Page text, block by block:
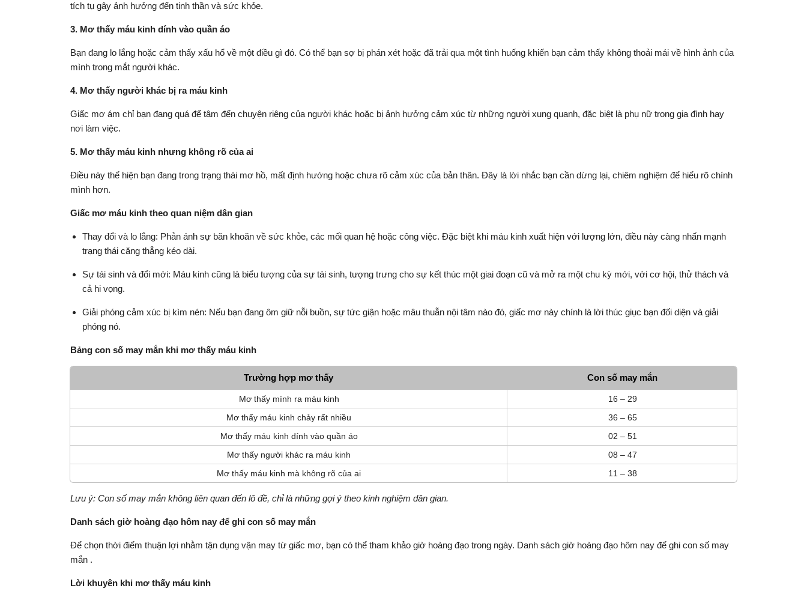
tích tụ gây ảnh hưởng đến tinh thần và sức khỏe.
3. Mơ thấy máu kinh dính vào quần áo
Bạn đang lo lắng hoặc cảm thấy xấu hổ về một điều gì đó. Có thể bạn sợ bị phán xét hoặc đã trải qua một tình huống khiến bạn cảm thấy không thoải mái về hình ảnh của
mình trong mắt người khác.
4. Mơ thấy người khác bị ra máu kinh
Giấc mơ ám chỉ bạn đang quá để tâm đến chuyện riêng của người khác hoặc bị ảnh hưởng cảm xúc từ những người xung quanh, đặc biệt là phụ nữ trong gia đình hay
nơi làm việc.
5. Mơ thấy máu kinh nhưng không rõ của ai
Điều này thể hiện bạn đang trong trạng thái mơ hồ, mất định hướng hoặc chưa rõ cảm xúc của bản thân. Đây là lời nhắc bạn cần dừng lại, chiêm nghiệm để hiểu rõ chính
mình hơn.
Giấc mơ máu kinh theo quan niệm dân gian
Thay đổi và lo lắng: Phản ánh sự băn khoăn về sức khỏe, các mối quan hệ hoặc công việc. Đặc biệt khi máu kinh xuất hiện với lượng lớn, điều này càng nhấn mạnh
trạng thái căng thẳng kéo dài.
Sự tái sinh và đổi mới: Máu kinh cũng là biểu tượng của sự tái sinh, tượng trưng cho sự kết thúc một giai đoạn cũ và mở ra một chu kỳ mới, với cơ hội, thử thách và
cả hi vọng.
Giải phóng cảm xúc bị kìm nén: Nếu bạn đang ôm giữ nỗi buồn, sự tức giận hoặc mâu thuẫn nội tâm nào đó, giấc mơ này chính là lời thúc giục bạn đối diện và giải
phóng nó.
Bảng con số may mắn khi mơ thấy máu kinh
Trường hợp mơ thấy Con số may mắn
Mơ thấy mình ra máu kinh
16 – 29
Mơ thấy máu kinh chảy rất nhiều
36 – 65
Mơ thấy máu kinh dính vào quần áo
02 – 51
Mơ thấy người khác ra máu kinh
08 – 47
Mơ thấy máu kinh mà không rõ của ai
11 – 38
Lưu ý: Con số may mắn không liên quan đến lô đề, chỉ là những gợi ý theo kinh nghiệm dân gian.
Danh sách giờ hoàng đạo hôm nay để ghi con số may mắn
Để chọn thời điểm thuận lợi nhằm tận dụng vận may từ giấc mơ, bạn có thể tham khảo giờ hoàng đạo trong ngày. Danh sách giờ hoàng đạo hôm nay để ghi con số may
mắn .
Lời khuyên khi mơ thấy máu kinh